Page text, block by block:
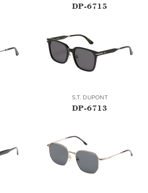
DP-6715
S.T. DUPONT
DP-6713